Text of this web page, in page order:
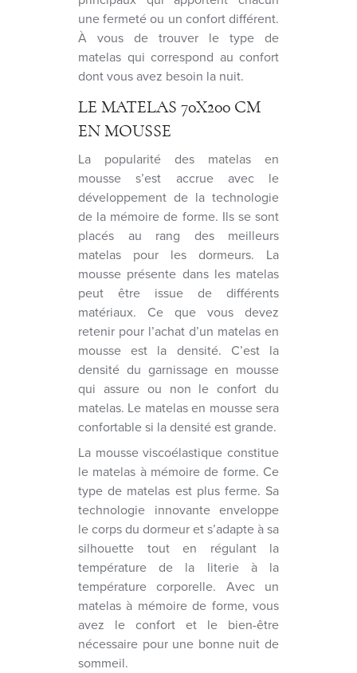
une fermeté ou un confort différent.
À vous de trouver le type de
matelas qui correspond au confort
dont vous avez besoin la nuit.
LE MATELAS 70X200 CM
EN MOUSSE
La popularité des matelas en
mousse s’est accrue avec le
développement de la technologie
de la mémoire de forme. Ils se sont
placés au rang des meilleurs
matelas pour les dormeurs. La
mousse présente dans les matelas
peut être issue de différents
matériaux. Ce que vous devez
retenir pour l’achat d’un matelas en
mousse est la densité. C’est la
densité du garnissage en mousse
qui assure ou non le confort du
matelas. Le matelas en mousse sera
confortable si la densité est grande.
La mousse viscoélastique constitue
le matelas à mémoire de forme. Ce
type de matelas est plus ferme. Sa
technologie innovante enveloppe
le corps du dormeur et s’adapte à sa
silhouette tout en régulant la
température de la literie à la
température corporelle. Avec un
matelas à mémoire de forme, vous
avez le confort et le bien-être
nécessaire pour une bonne nuit de
sommeil.